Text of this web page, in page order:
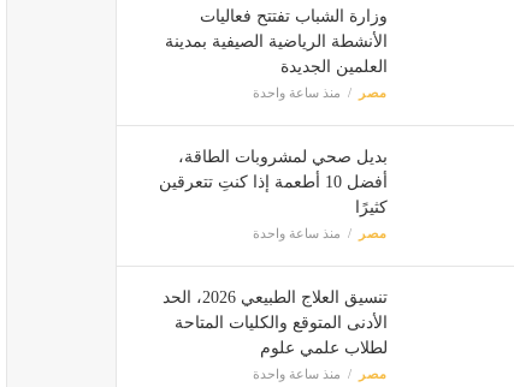
وزارة الشباب تفتتح فعاليات
الأنشطة الرياضية الصيفية بمدينة
العلمين الجديدة
مصر منذ ساعة واحدة
بديل صحي لمشروبات الطاقة،
أفضل 10 أطعمة إذا كنتِ تتعرقين
كثيرًا
مصر منذ ساعة واحدة
تنسيق العلاج الطبيعي 2026، الحد
الأدنى المتوقع والكليات المتاحة
لطلاب علمي علوم
مصر منذ ساعة واحدة